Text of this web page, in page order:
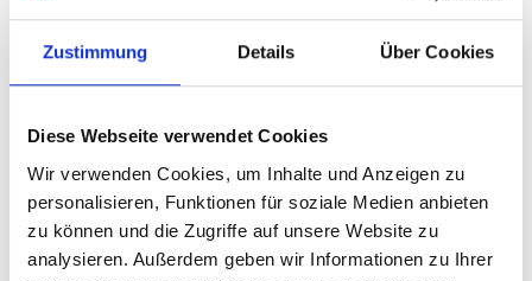
Zustimmung Details Über Cookies
Diese Webseite verwendet Cookies
Wir verwenden Cookies, um Inhalte und Anzeigen zu
personalisieren, Funktionen für soziale Medien anbieten
zu können und die Zugriffe auf unsere Website zu
analysieren. Außerdem geben wir Informationen zu Ihrer
Sofort verfügbar, Lieferzeit: 1-3 Tage
IN DEN WARENKORB
Produktdetails